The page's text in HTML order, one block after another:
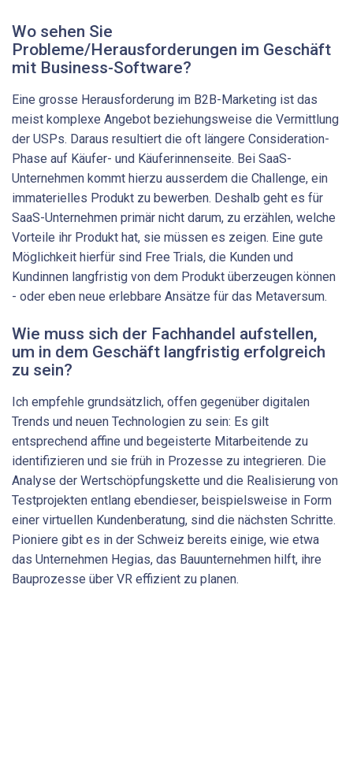
Wo sehen Sie
Probleme/Herausforderungen im Geschäft
mit Business-Software?
Eine grosse Herausforderung im B2B-Marketing ist das
meist komplexe Angebot beziehungsweise die Vermittlung
der USPs. Daraus resultiert die oft längere Consideration-
Phase auf Käufer- und Käuferinnenseite. Bei SaaS-
Unternehmen kommt hierzu ausserdem die Challenge, ein
immaterielles Produkt zu bewerben. Deshalb geht es für
SaaS-Unternehmen primär nicht darum, zu erzählen, welche
Vorteile ihr Produkt hat, sie müssen es zeigen. Eine gute
Möglichkeit hierfür sind Free Trials, die Kunden und
Kundinnen langfristig von dem Produkt überzeugen können
- oder eben neue erlebbare Ansätze für das Metaversum.
Wie muss sich der Fachhandel aufstellen,
um in dem Geschäft ­langfristig erfolgreich
zu sein?
Ich empfehle grundsätzlich, offen gegenüber digitalen
Trends und neuen Technologien zu sein: Es gilt
entsprechend affine und begeisterte Mitarbeitende zu
identifizieren und sie früh in Prozesse zu integrieren. Die
Analyse der Wertschöpfungskette und die Realisierung von
Testprojekten entlang ebendieser, beispielsweise in Form
einer virtuellen Kundenberatung, sind die nächsten Schritte.
Pioniere gibt es in der Schweiz bereits einige, wie etwa
das Unternehmen Hegias, das Bauunternehmen hilft, ihre
Bauprozesse über VR effizient zu planen.